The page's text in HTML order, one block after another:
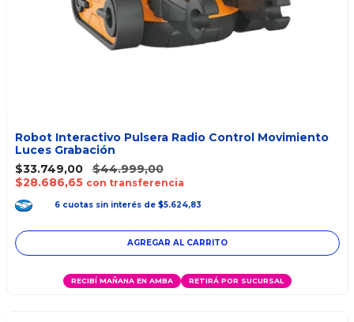
Robot Interactivo Pulsera Radio Control Movimiento
Luces Grabación
$33.749,00
$44.999,00
$28.686,65 con transferencia
6 cuotas sin interés de $5.624,83
RECIBÍ MAÑANA EN AMBA RETIRÁ POR SUCURSAL